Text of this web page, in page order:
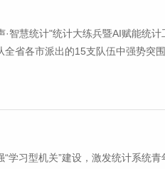
智慧统计"统计大练兵暨AI赋能统
省各市派出的15支队伍中强势突
习型机关”建设，激发统计系统